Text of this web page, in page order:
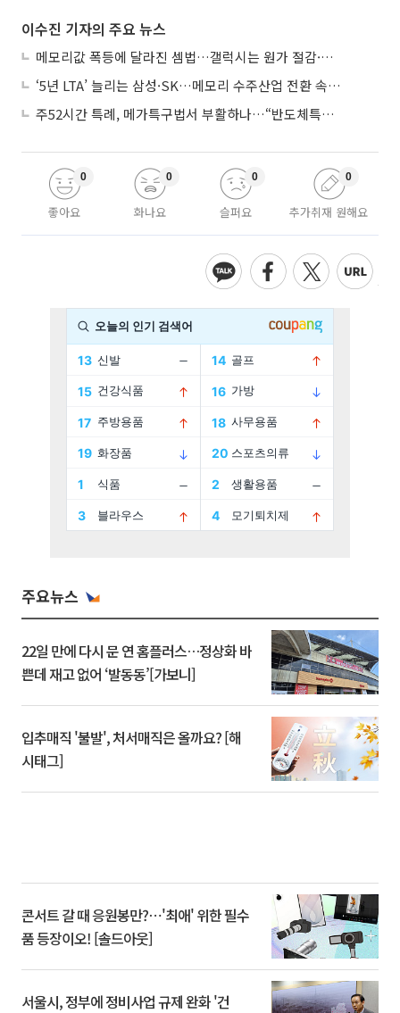
이수진 기자의 주요 뉴스
메모리값 폭등에 달라진 셈법…갤럭시는 원가 절감·아이폰은 서비스 확대
‘5년 LTA’ 늘리는 삼성·SK…메모리 수주산업 전환 속 다른 셈법
주52시간 특례, 메가특구법서 부활하나…“반도체특별법 담겨야”
좋아요
0
화나요
0
슬퍼요
0
추가취재 원해요
0
주요뉴스
22일 만에 다시 문 연 홈플러스…정상화 바
쁜데 재고 없어 ‘발동동’[가보니]
입추매직 '불발', 처서매직은 올까요? [해
시태그]
콘서트 갈 때 응원봉만?⋯'최애' 위한 필수
품 등장이오! [솔드아웃]
서울시, 정부에 정비사업 규제 완화 '건